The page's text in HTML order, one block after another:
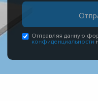
Отправляя данную
конфиденциальности